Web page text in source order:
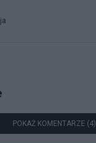
POKAŻ KOMENTARZE (4)